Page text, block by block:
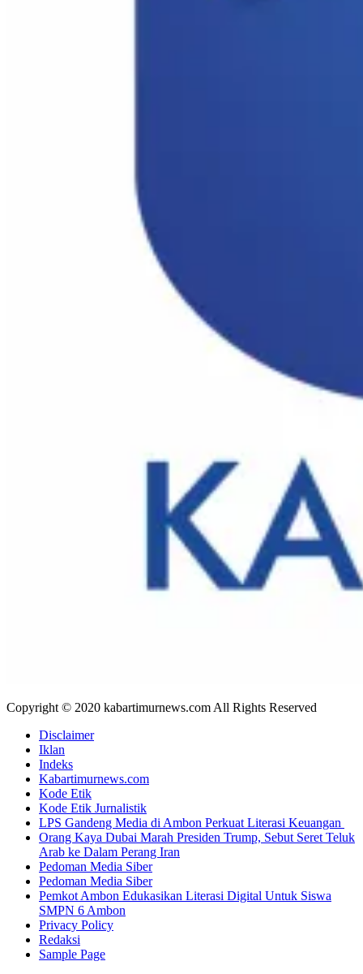
Copyright © 2020 kabartimurnews.com All Rights Reserved
Disclaimer
Iklan
Indeks
Kabartimurnews.com
Kode Etik
Kode Etik Jurnalistik
LPS Gandeng Media di Ambon Perkuat Literasi Keuangan
Orang Kaya Dubai Marah Presiden Trump, Sebut Seret Teluk
Arab ke Dalam Perang Iran
Pedoman Media Siber
Pedoman Media Siber
Pemkot Ambon Edukasikan Literasi Digital Untuk Siswa
SMPN 6 Ambon
Privacy Policy
Redaksi
Sample Page